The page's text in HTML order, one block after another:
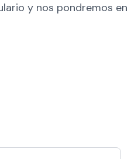
y nos pondremos en